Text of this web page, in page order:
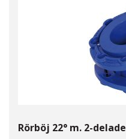
Rörböj 22° m. 2-